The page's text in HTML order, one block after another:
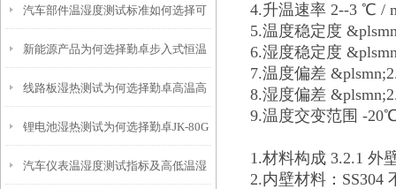
流程与实操规范
汽车部件温湿度测试标准如何选择可
程式恒温恒湿试验箱方案
新能源产品为何选择勤卓步入式恒温
恒湿实验室
线路板湿热测试为何选择勤卓高温高
湿试验箱
锂电池湿热测试为何选择勤卓JK-80G
高低温湿热试验箱
汽车仪表温湿度测试指标及高低温湿
4.升温速率 2--3 ℃ /
5.温度稳定度
6.湿度稳定度
7.温度偏差
8.湿度偏差
9.温度交变范围 -
1.材料构成 3.2.1 外
2.内壁材料：SS304